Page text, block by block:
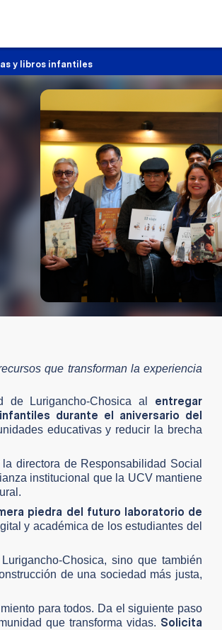
y libros infantiles
que transforman la experiencia
de Lurigancho-Chosica al entregar
durante el aniversario del
educativas y reducir la brecha
directora de Responsabilidad Social
institucional que la UCV mantiene
piedra del futuro laboratorio de
y académica de los estudiantes del
Chosica, sino que también
de una sociedad más justa,
para todos. Da el siguiente paso
que transforma vidas. Solicita